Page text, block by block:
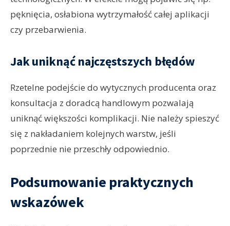
pęknięcia, osłabiona wytrzymałość całej aplikacji
czy przebarwienia.
Jak uniknąć najczęstszych błędów
Rzetelne podejście do wytycznych producenta oraz
konsultacja z doradcą handlowym pozwalają
uniknąć większości komplikacji. Nie należy spieszyć
się z nakładaniem kolejnych warstw, jeśli
poprzednie nie przeschły odpowiednio.
Podsumowanie praktycznych
wskazówek